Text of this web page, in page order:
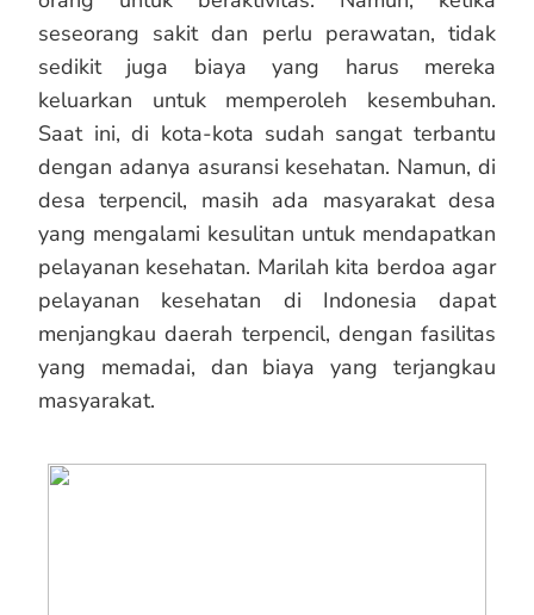
seseorang sakit dan perlu perawatan, tidak
sedikit juga biaya yang harus mereka
keluarkan untuk memperoleh kesembuhan.
Saat ini, di kota-kota sudah sangat terbantu
dengan adanya asuransi kesehatan. Namun, di
desa terpencil, masih ada masyarakat desa
yang mengalami kesulitan untuk mendapatkan
pelayanan kesehatan. Marilah kita berdoa agar
pelayanan kesehatan di Indonesia dapat
menjangkau daerah terpencil, dengan fasilitas
yang memadai, dan biaya yang terjangkau
masyarakat.